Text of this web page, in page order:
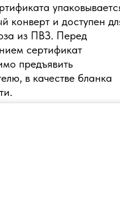
конверт и доступен
из ПВЗ. Перед
сертификат
предъявить
в качестве бланка